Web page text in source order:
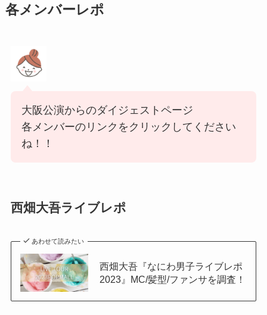
各メンバーレポ
大阪公演からのダイジェストページ
各メンバーのリンクをクリックしてください
ね！！
西畑大吾ライブレポ
あわせて読みたい
西畑大吾『なにわ男子ライブレポ
2023』MC/髪型/ファンサを調査！